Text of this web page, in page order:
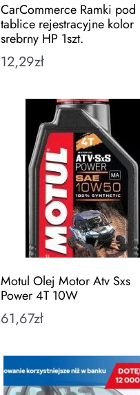
CarCommerce Ramki pod
tablice rejestracyjne kolor
srebrny HP 1szt.
12,29zł
Motul Olej Motor Atv Sxs
Power 4T 10W
61,67zł